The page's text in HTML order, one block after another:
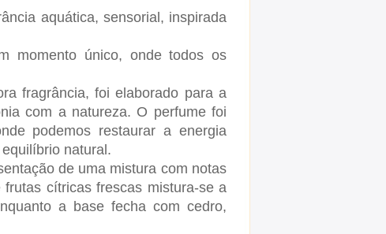
aquática, sensorial, inspirada
momento único, onde todos os
fragrância, foi elaborado para a
com a natureza. O perfume foi
podemos restaurar a energia
natural.
de uma mistura com notas
cítricas frescas mistura-se a
a base fecha com cedro,